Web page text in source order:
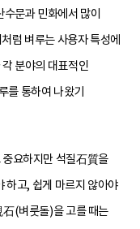
문과 민화에서 많이
럼 벼루는 사용자 특성에
분야의 대표적인
를 통하여 나왔기
중요하지만 석질石質을
하고, 쉽게 마르지 않아야
石(벼룻돌)을 고를 때는